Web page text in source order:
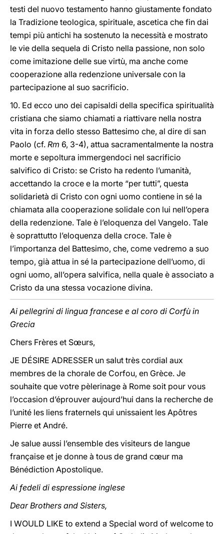
testi del nuovo testamento hanno giustamente fondato
la Tradizione teologica, spirituale, ascetica che fin dai
tempi più antichi ha sostenuto la necessità e mostrato
le vie della sequela di Cristo nella passione, non solo
come imitazione delle sue virtù, ma anche come
cooperazione alla redenzione universale con la
partecipazione al suo sacrificio.
10. Ed ecco uno dei capisaldi della specifica spiritualità
cristiana che siamo chiamati a riattivare nella nostra
vita in forza dello stesso Battesimo che, al dire di san
Paolo (cf. Rm 6, 3-4), attua sacramentalmente la nostra
morte e sepoltura immergendoci nel sacrificio
salvifico di Cristo: se Cristo ha redento l’umanità,
accettando la croce e la morte “per tutti”, questa
solidarietà di Cristo con ogni uomo contiene in sé la
chiamata alla cooperazione solidale con lui nell’opera
della redenzione. Tale è l’eloquenza del Vangelo. Tale
è soprattutto l’eloquenza della croce. Tale è
l’importanza del Battesimo, che, come vedremo a suo
tempo, già attua in sé la partecipazione dell’uomo, di
ogni uomo, all’opera salvifica, nella quale è associato a
Cristo da una stessa vocazione divina.
Ai pellegrini di lingua francese e al coro di Corfù in
Grecia
Chers Frères et Sœurs,
JE DÉSIRE ADRESSER un salut très cordial aux
membres de la chorale de Corfou, en Grèce. Je
souhaite que votre pèlerinage à Rome soit pour vous
l’occasion d’éprouver aujourd’hui dans la recherche de
l’unité les liens fraternels qui unissaient les Apôtres
Pierre et André.
Je salue aussi l’ensemble des visiteurs de langue
française et je donne à tous de grand cœur ma
Bénédiction Apostolique.
Ai fedeli di espressione inglese
Dear Brothers and Sisters,
I WOULD LIKE to extend a Special word of welcome to